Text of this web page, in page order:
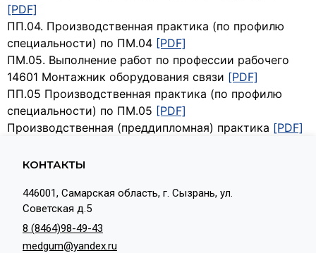
[PDF]
ПП.04. Производственная практика (по профилю
специальности) по ПМ.04 [PDF]
ПМ.05. Выполнение работ по профессии рабочего
14601 Монтажник оборудования связи [PDF]
ПП.05 Производственная практика (по профилю
специальности) по ПМ.05 [PDF]
Производственная (преддипломная) практика [PDF]
КОНТАКТЫ
446001, Самарская область, г. Сызрань, ул.
Советская д.5
8 (8464)98-49-43
medgum@yandex.ru